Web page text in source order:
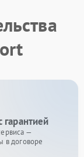
гарантией
—
в договоре